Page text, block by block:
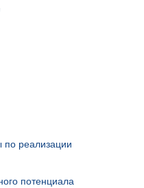
реализации
потенциала